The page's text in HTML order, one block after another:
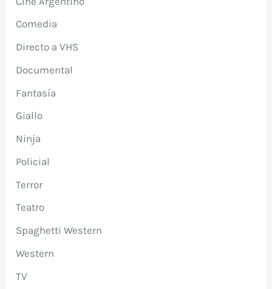
Comedia
Directo a VHS
Documental
Fantasía
Giallo
Ninja
Policial
Terror
Teatro
Spaghetti Western
Western
TV